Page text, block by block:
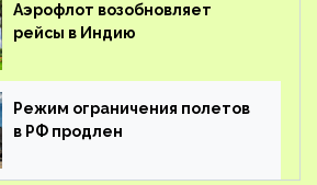
Аэрофлот возобновляет
рейсы в Индию
Режим ограничения полетов
в РФ продлен